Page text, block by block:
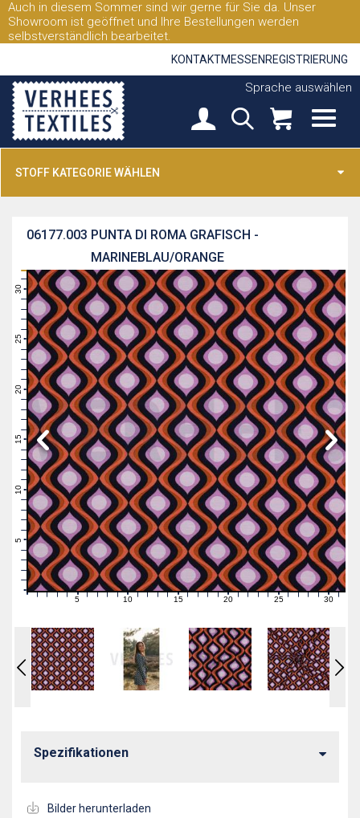
Auch in diesem Sommer sind wir gerne für Sie da. Unser
Showroom ist geöffnet und Ihre Bestellungen werden
selbstverständlich bearbeitet.
KONTAKTMESSEN REGISTRIERUNG
Sprache auswählen
STOFF KATEGORIE WÄHLEN
PUNTA DI ROMA GRAFISCH -
MARINEBLAU/ORANGE
06177.003
0
2
4
5
7
8
9
10
11
12
13
14
15
16
17
18
19
20
21
22
23
24
25
26
27
28
29
30
31
0 1 2 3 4 5 6 7 89101112131415161718192021222324252627282930 31
Spezifikationen
Bilder herunterladen